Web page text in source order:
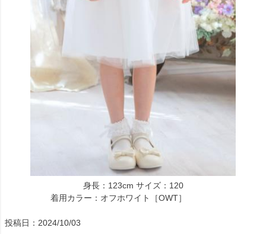
身長：123cm サイズ：120
着用カラー：オフホワイト［OWT］
投稿日：2024/10/03